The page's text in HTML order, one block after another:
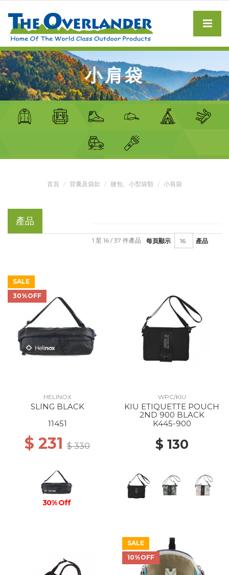
小肩袋
首頁 背囊及袋款 腰包、小型袋類 小肩袋
產品
每頁顯示 產品
1 至 16 / 37 件產品
SALE
30%OFF
HELINOX
SLING BLACK
11451
$ 231 $ 330
30% Off
WPC/KIU
KIU ETIQUETTE POUCH
2ND 900 BLACK
K445-900
$ 130
SALE
10%OFF